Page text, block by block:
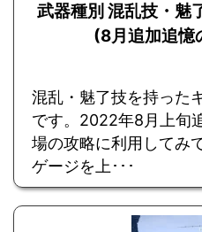
武器種別 混乱技・魅
(8月追加追憶
混乱・魅了技を持った
です。2022年8月上旬
場の攻略に利用してみ
ゲージを上･･･